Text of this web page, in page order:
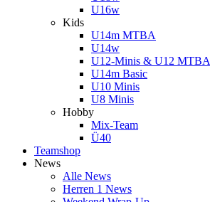
U16w
Kids
U14m MTBA
U14w
U12-Minis & U12 MTBA
U14m Basic
U10 Minis
U8 Minis
Hobby
Mix-Team
Ü40
Teamshop
News
Alle News
Herren 1 News